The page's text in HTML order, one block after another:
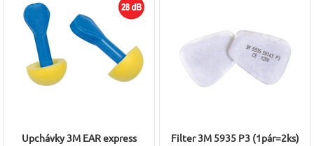
Upchávky 3M EAR express
Filter 3M 5935 P3 (1pár=2ks)